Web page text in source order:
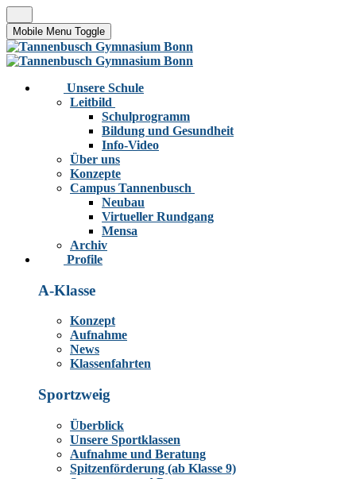
Mobile Menu Toggle
Unsere Schule
Leitbild
Schulprogramm
Bildung und Gesundheit
Info-Video
Über uns
Konzepte
Campus Tannenbusch
Neubau
Virtueller Rundgang
Mensa
Archiv
Profile
A-Klasse
Konzept
Aufnahme
News
Klassenfahrten
Sportzweig
Überblick
Unsere Sportklassen
Aufnahme und Beratung
Spitzenförderung (ab Klasse 9)